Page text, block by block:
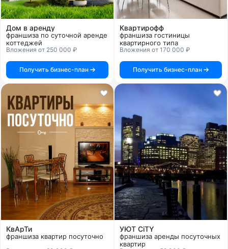
Дом в аренду
франшиза по суточной аренде
коттеджей
Вложения от 250 000 ₽
Получить бизнес-план
Квартирофф
франшиза гостиницы
квартирного типа
Вложения от 170 000 ₽
Получить бизнес-план
КвАрТи
франшиза квартир посуточно
УЮТ CiTY
франшиза аренды посуточных
квартир